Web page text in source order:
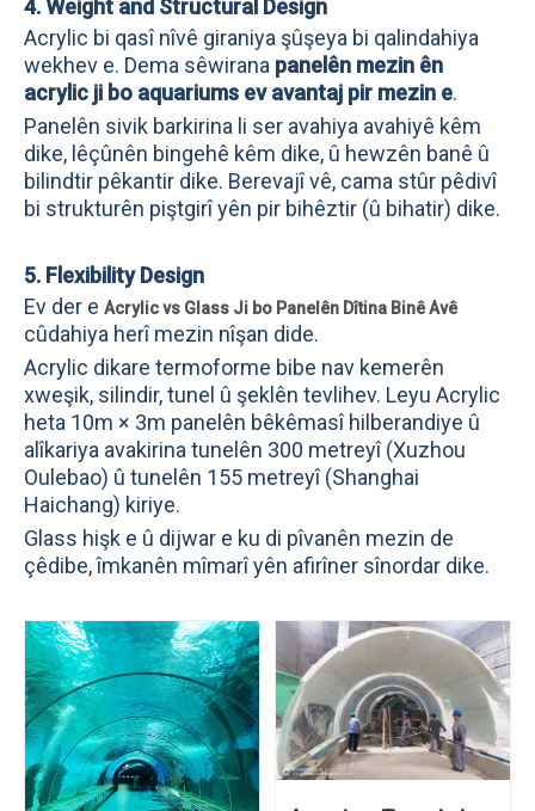
4. Weight and Structural Design
Acrylic bi qasî nîvê giraniya şûşeya bi qalindahiya
wekhev e. Dema sêwirana panelên mezin ên
acrylic ji bo aquariums ev avantaj pir mezin e.
Panelên sivik barkirina li ser avahiya avahiyê kêm
dike, lêçûnên bingehê kêm dike, û hewzên banê û
bilindtir pêkantir dike. Berevajî vê, cama stûr pêdivî
bi strukturên piştgirî yên pir bihêztir (û bihatir) dike.
5. Flexibility Design
Ev der e Acrylic vs Glass Ji bo Panelên Dîtina Binê Avê
cûdahiya herî mezin nîşan dide.
Acrylic dikare termoforme bibe nav kemerên
xweşik, silindir, tunel û şeklên tevlihev. Leyu Acrylic
heta 10m × 3m panelên bêkêmasî hilberandiye û
alîkariya avakirina tunelên 300 metreyî (Xuzhou
Oulebao) û tunelên 155 metreyî (Shanghai
Haichang) kiriye.
Glass hişk e û dijwar e ku di pîvanên mezin de
çêdibe, îmkanên mîmarî yên afirîner sînordar dike.